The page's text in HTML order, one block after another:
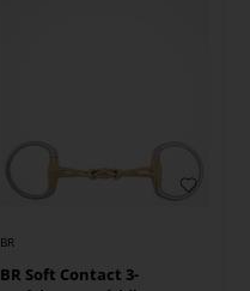
BR
BR Soft Contact 3-